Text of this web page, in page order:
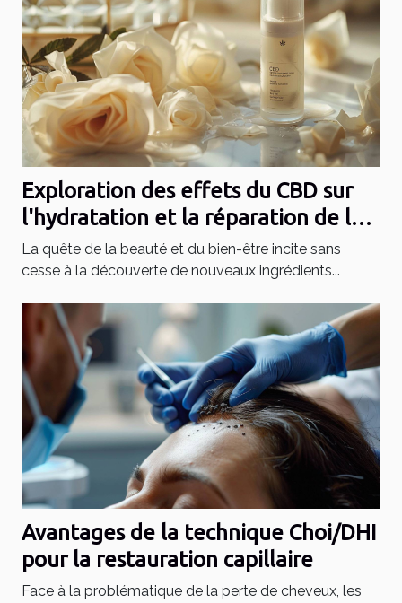
Exploration des effets du CBD sur
l'hydratation et la réparation de la
peau
La quête de la beauté et du bien-être incite sans
cesse à la découverte de nouveaux ingrédients...
Avantages de la technique Choi/DHI
pour la restauration capillaire
Face à la problématique de la perte de cheveux, les